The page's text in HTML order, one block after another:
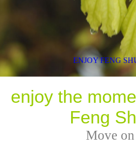
enjoy the
Feng
Move on
ENJOY FENG